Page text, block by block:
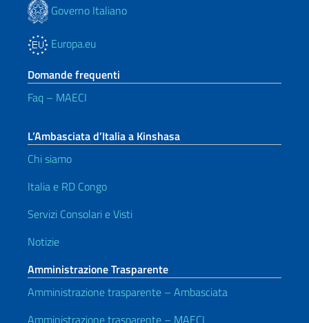
Governo Italiano
Europa.eu
Domande frequenti
Faq – MAECI
L’Ambasciata d’Italia a Kinshasa
Chi siamo
Italia e RD Congo
Servizi Consolari e Visti
Notizie
Amministrazione Trasparente
Amministrazione trasparente – Ambasciata
Amministrazione trasparente – MAECI